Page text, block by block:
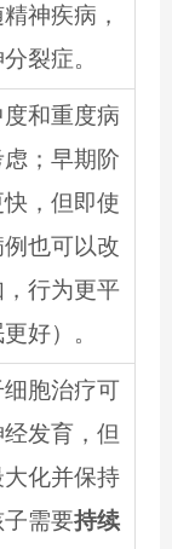
神疾病，
裂症。
和重度病
；早期阶
，但即使
也可以改
行为更平
好）。
细胞治疗可
发育，但
化并保持
需要持续